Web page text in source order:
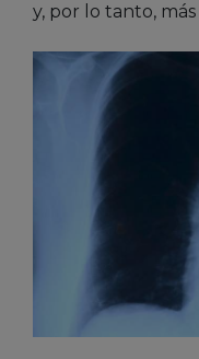
y, por lo tanto,